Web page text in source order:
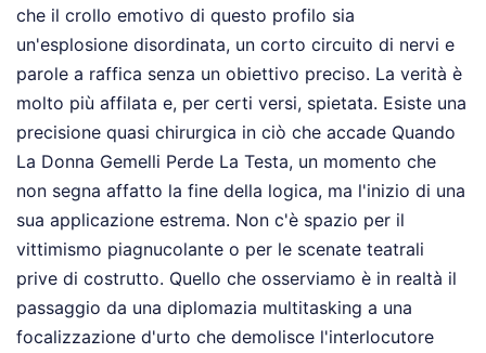
che il crollo emotivo di questo profilo sia
un'esplosione disordinata, un corto circuito di nervi e
parole a raffica senza un obiettivo preciso. La verità è
molto più affilata e, per certi versi, spietata. Esiste una
precisione quasi chirurgica in ciò che accade Quando
La Donna Gemelli Perde La Testa, un momento che
non segna affatto la fine della logica, ma l'inizio di una
sua applicazione estrema. Non c'è spazio per il
vittimismo piagnucolante o per le scenate teatrali
prive di costrutto. Quello che osserviamo è in realtà il
passaggio da una diplomazia multitasking a una
focalizzazione d'urto che demolisce l'interlocutore